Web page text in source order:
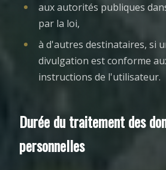
aux autorités publiques
par la loi,
à d'autres destinataires, si
divulgation est conforme
instructions de l'utilisateur.
Durée du traitement des
personnelles